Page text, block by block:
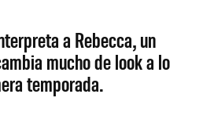
a Rebecca, un
mucho de look a lo
temporada.